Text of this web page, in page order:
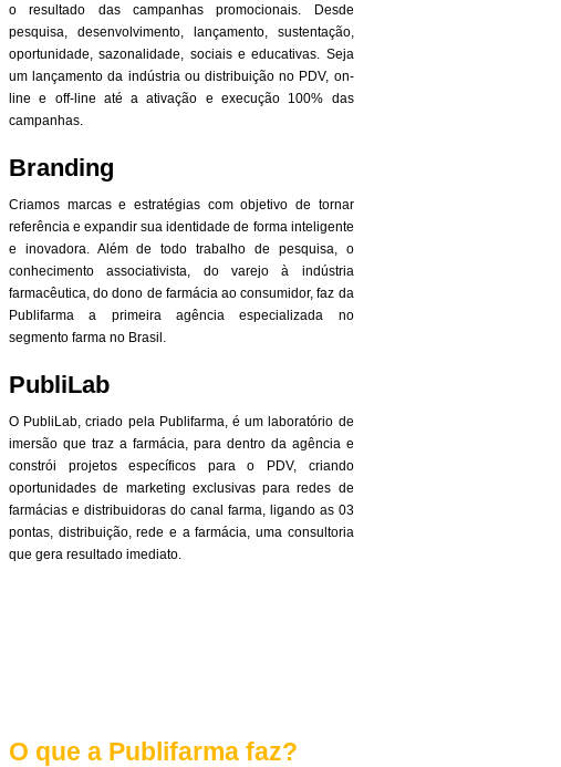
o resultado das campanhas promocionais. Desde
pesquisa, desenvolvimento, lançamento, sustentação,
oportunidade, sazonalidade, sociais e educativas. Seja
um lançamento da indústria ou distribuição no PDV, on-
line e off-line até a ativação e execução 100% das
campanhas.
Branding
Criamos marcas e estratégias com objetivo de tornar
referência e expandir sua identidade de forma inteligente
e inovadora. Além de todo trabalho de pesquisa, o
conhecimento associativista, do varejo à indústria
farmacêutica, do dono de farmácia ao consumidor, faz da
Publifarma a primeira agência especializada no
segmento farma no Brasil.
PubliLab
O PubliLab, criado pela Publifarma, é um laboratório de
imersão que traz a farmácia, para dentro da agência e
constrói projetos específicos para o PDV, criando
oportunidades de marketing exclusivas para redes de
farmácias e distribuidoras do canal farma, ligando as 03
pontas, distribuição, rede e a farmácia, uma consultoria
que gera resultado imediato.
O que a Publifarma faz?